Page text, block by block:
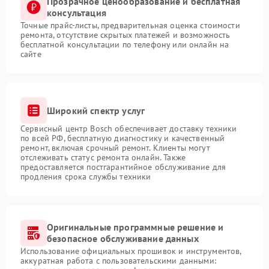
консультация
Точные прайс-листы, предварительная оценка стоимости
ремонта, отсутствие скрытых платежей и возможность
бесплатной консультации по телефону или онлайн на
сайте
Широкий спектр услуг
Сервисный центр Bosch обеспечивает доставку техники
по всей РФ, бесплатную диагностику и качественный
ремонт, включая срочный ремонт. Клиенты могут
отслеживать статус ремонта онлайн. Также
предоставляется постгарантийное обслуживание для
продления срока службы техники
Оригинальные программные решение и
безопасное обслуживание данных
Использование официальных прошивок и инструментов,
аккуратная работа с пользовательскими данными: